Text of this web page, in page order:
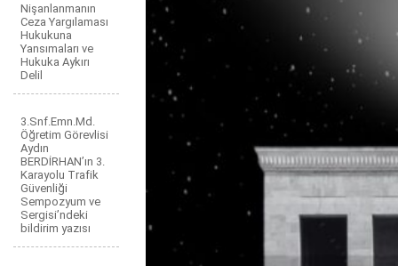
Nişanlanmanın
Ceza Yargılaması
Hukukuna
Yansımaları ve
Hukuka Aykırı
Delil
3.Snf.Emn.Md.
Öğretim Görevlisi
Aydın
BERDİRHAN’ın 3.
Karayolu Trafik
Güvenliği
Sempozyum ve
Sergisi’ndeki
bildirim yazısı